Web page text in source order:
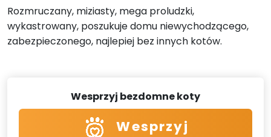
Rozmruczany, miziasty, mega proludzki,
wykastrowany, poszukuje domu niewychodzącego,
zabezpieczonego, najlepiej bez innych kotów.
Wesprzyj bezdomne koty
Wesprzyj